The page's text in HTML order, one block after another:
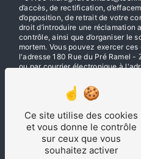
d’accès, de rectification,
d’opposition, de retrait de votre
droit d’introduire une réclamation
contrôle, ainsi que d’organiser le
mortem. Vous pouvez exercer
l'adresse 180 Rue du Pré Ramel
ou par courrier électronique à
justificatif d'identité pourra vous
vos données pendant la période
la durée de prescription légale
des contentieux. Vous avez le
d'opposition au démarchage
adresse: Bloctel.gouv.fr.
d’informations sur vos droits.
Ce site utilise des cookies
et vous donne le contrôle
sur ceux que vous
souhaitez activer